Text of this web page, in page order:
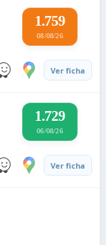
1.759
08/08/26
Ver ficha
1.729
06/08/26
Ver ficha